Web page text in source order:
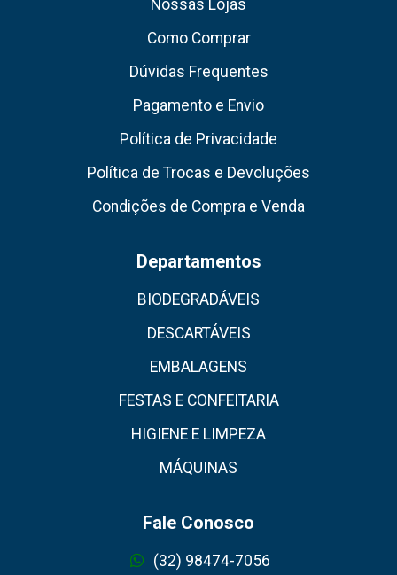
Nossas Lojas
Como Comprar
Dúvidas Frequentes
Pagamento e Envio
Política de Privacidade
Política de Trocas e Devoluções
Condições de Compra e Venda
Departamentos
BIODEGRADÁVEIS
DESCARTÁVEIS
EMBALAGENS
FESTAS E CONFEITARIA
HIGIENE E LIMPEZA
MÁQUINAS
Fale Conosco
(32) 98474-7056